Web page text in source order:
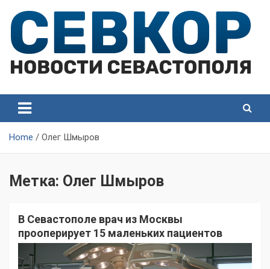
content
Севастополя
Севастополя
Home Олег Шмыров
Метка: Олег Шмыров
В Севастополе врач из Москвы
прооперирует 15 маленьких пациентов